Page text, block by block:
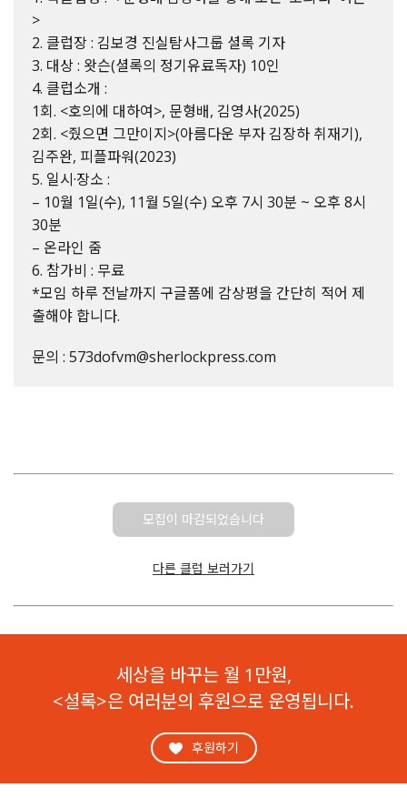
>
2. 클럽장 : 김보경 진실탐사그룹 셜록 기자
3. 대상 : 왓슨(셜록의 정기유료독자) 10인
4. 클럽소개 :
1회. <호의에 대하여>, 문형배, 김영사(2025)
2회. <줬으면 그만이지>(아름다운 부자 김장하 취재기),
김주완, 피플파워(2023)
5. 일시·장소 :
– 10월 1일(수), 11월 5일(수) 오후 7시 30분 ~ 오후 8시
30분
– 온라인 줌
6. 참가비 : 무료
*모임 하루 전날까지 구글폼에 감상평을 간단히 적어 제
출해야 합니다.
문의 : 573dofvm@sherlockpress.com
모집이 마감되었습니다
다른 클럽 보러가기
세상을 바꾸는 월 1만원,
<셜록>은 여러분의 후원으로 운영됩니다.
후원하기